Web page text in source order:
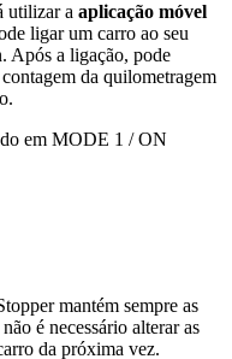
utilizar a aplicação móvel
ligar um carro ao seu
Após a ligação, pode
da quilometragem
em MODE 1 / ON
mantém sempre as
é necessário alterar as
da próxima vez.